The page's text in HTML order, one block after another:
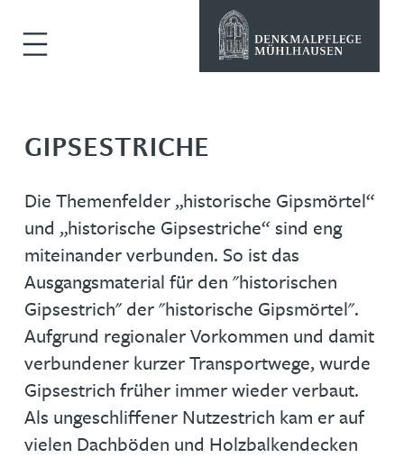
GIPSESTRICHE
Die Themenfelder „historische Gipsmörtel“
und „historische Gipsestriche“ sind eng
miteinander verbunden. So ist das
Ausgangsmaterial für den "historischen
Gipsestrich" der "historische Gipsmörtel".
Aufgrund regionaler Vorkommen und damit
verbundener kurzer Transportwege, wurde
Gipsestrich früher immer wieder verbaut.
Als ungeschliffener Nutzestrich kam er auf
vielen Dachböden und Holzbalkendecken